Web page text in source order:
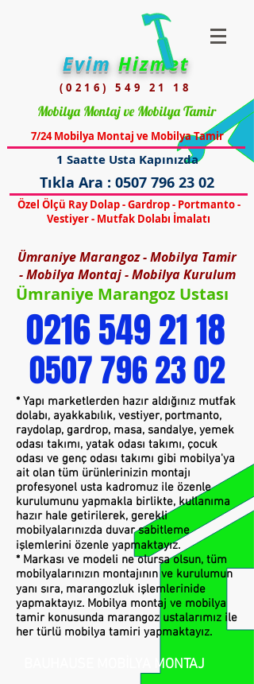
EvimHizmet
(0216) 549 21 18
Mobilya Montaj ve Mobilya Tamir
7/24 Mobilya Montaj ve Mobilya Tamir
1 Saatte Usta Kapınızda
Tıkla Ara : 0507 796 23 02
Özel Ölçü Ray Dolap - Gardrop - Portmanto -
Vestiyer - Mutfak Dolabı İmalatı
Ümraniye Marangoz - Mobilya Tamir
- Mobilya Montaj - Mobilya Kurulum
Ümraniye Marangoz Ustası
0507 796 23 02
0216 549 21 18
* Yapı marketlerden hazır aldığınız mutfak
dolabı, ayakkabılık, vestiyer, portmanto,
raydolap, gardrop, masa, sandalye, yemek
odası takımı, yatak odası takımı, çocuk
odası ve genç odası takımı gibi mobilya'ya
ait olan tüm ürünlerinizin montajı
profesyonel usta kadromuz ile özenle
kurulumunu yapmakla birlikte, kullanıma
hazır hale getirilerek, gerekli
mobilyalarınızda duvar sabitleme
işlemlerini özenle yapmaktayız.
* Markası ve modeli ne olursa olsun, tüm
mobilyalarınızın montajının ve kurulumun
yanı sıra, marangozluk işlemlerinide
yapmaktayız. Mobilya montaj ve mobilya
tamir konusunda marangoz ustalarımız ile
her türlü mobilya tamiri yapmaktayız.
BAUHAUSE MOBİLYA MONTAJ